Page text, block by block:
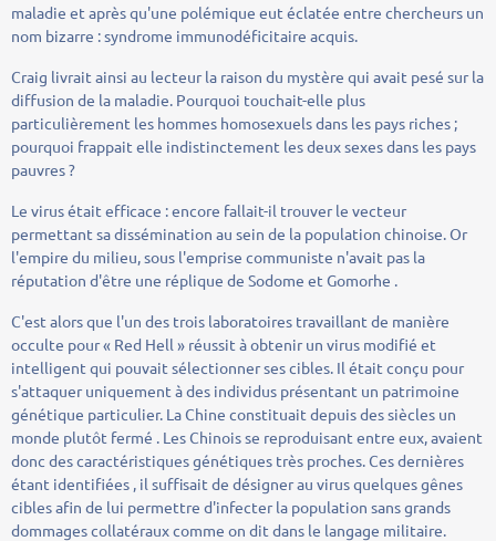
maladie et après qu'une polémique eut éclatée entre chercheurs un
nom bizarre : syndrome immunodéficitaire acquis.
Craig livrait ainsi au lecteur la raison du mystère qui avait pesé sur la
diffusion de la maladie. Pourquoi touchait-elle plus
particulièrement les hommes homosexuels dans les pays riches ;
pourquoi frappait elle indistinctement les deux sexes dans les pays
pauvres ?
Le virus était efficace : encore fallait-il trouver le vecteur
permettant sa dissémination au sein de la population chinoise. Or
l'empire du milieu, sous l'emprise communiste n'avait pas la
réputation d'être une réplique de Sodome et Gomorhe .
C'est alors que l'un des trois laboratoires travaillant de manière
occulte pour « Red Hell » réussit à obtenir un virus modifié et
intelligent qui pouvait sélectionner ses cibles. Il était conçu pour
s'attaquer uniquement à des individus présentant un patrimoine
génétique particulier. La Chine constituait depuis des siècles un
monde plutôt fermé . Les Chinois se reproduisant entre eux, avaient
donc des caractéristiques génétiques très proches. Ces dernières
étant identifiées , il suffisait de désigner au virus quelques gênes
cibles afin de lui permettre d'infecter la population sans grands
dommages collatéraux comme on dit dans le langage militaire.